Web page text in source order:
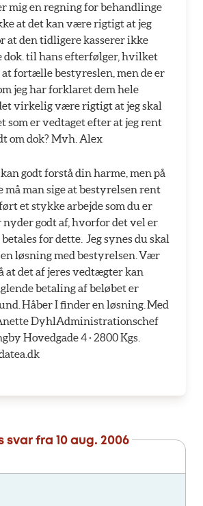
mig en regning for behandlinge
at det kan være rigtigt at jeg
at den tidligere kasserer ikke
dok. til hans efterfølger, hvilket
at fortælle bestyreslen, men de er
jeg har forklaret dem hele
virkelig være rigtigt at jeg skal
som er vedtaget efter at jeg rent
om dok? Mvh. Alex
godt forstå din harme, men på
må man sige at bestyrelsen rent
et stykke arbejde som du er
nyder godt af, hvorfor det vel er
for dette. Jeg synes du skal
løsning med bestyrelsen. Vær
at det af jeres vedtægter kan
betaling af beløbet er
Håber I finder en løsning. Med
DyhlAdministrationschef
Hovedgade 4 · 2800 Kgs.
svar fra 10 aug. 2006